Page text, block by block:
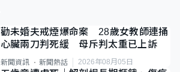
勸未婚夫戒煙爆命案 28歲女教師連捅
心臟兩刀判死緩 母斥判太重已上訴
新聞資訊 新聞熱話 2026年08月05日